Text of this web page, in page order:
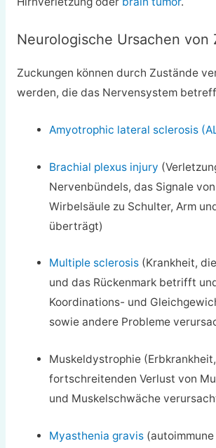
Neurologische Ursachen von
Zuckungen können durch Zustände
werden, die das Nervensystem
Amyotrophic lateral sclerosis
Brachial plexus injury
Nervenbündels, das Signale
Wirbelsäule zu Schulter, Arm
überträgt)
Multiple sclerosis (Krankheit,
und das Rückenmark betrifft
Koordinations- und
sowie andere Probleme
Muskeldystrophie
fortschreitenden Verlust von
und Muskelschwäche
Myasthenia gravis (autoimmune